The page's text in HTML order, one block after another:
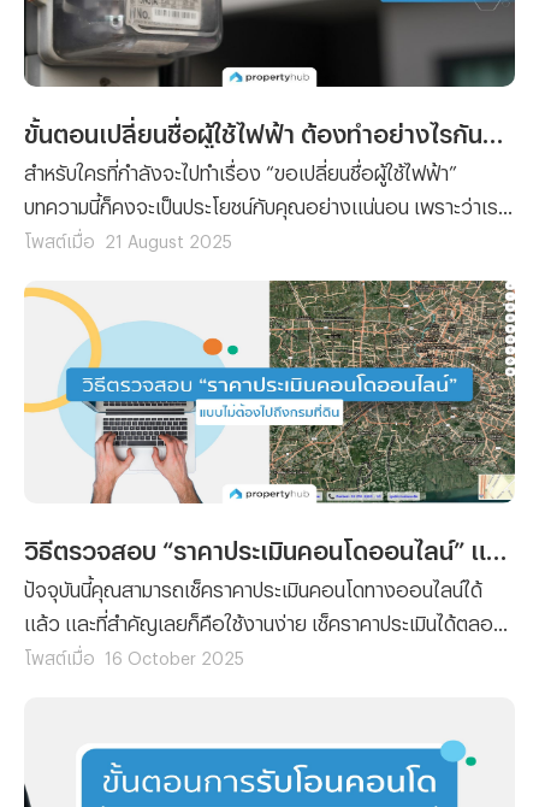
สำหรับใครที่กำลังจะไปทำเรื่อง “ขอเปลี่ยนชื่อผู้ใช้ไฟฟ้า”
บทความนี้ก็คงจะเป็นประโยชน์กับคุณอย่างแน่นอน เพราะว่าเรา
ได้รวบรวมขั้นตอนการยื่นเรื่องขอเปลี่ยนชื่อผู้ใช้ไฟฟ้า พร้อม
โพสต์เมื่อ 21 August 2025
ปัจจุบันนี้คุณสามารถเช็คราคาประเมินคอนโดทางออนไลน์ได้
แล้ว และที่สำคัญเลยก็คือใช้งานง่าย เช็คราคาประเมินได้ตลอด
24 ชั่วโมง โดยที่ไม่ต้องเสียเวลาและค่าเดินทางไปยังกรมที่ดิน
โพสต์เมื่อ 16 October 2025